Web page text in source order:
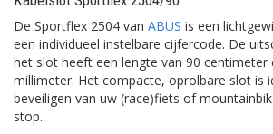
De Sportflex 2504 van ABUS is een
een individueel instelbare cijfercode. De
het slot heeft een lengte van 90 centimeter
millimeter. Het compacte, oprolbare slot is
beveiligen van uw (race)fiets of
stop.